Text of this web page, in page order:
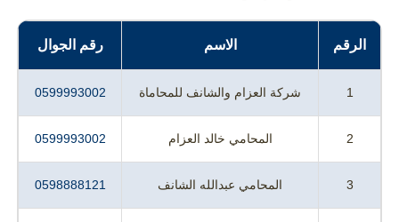
الرقم الاسم رقم الجوال
1 شركة العزام والشانف للمحاماة 0599993002
2 المحامي خالد العزام 0599993002
3 المحامي عبدالله الشانف 0598888121